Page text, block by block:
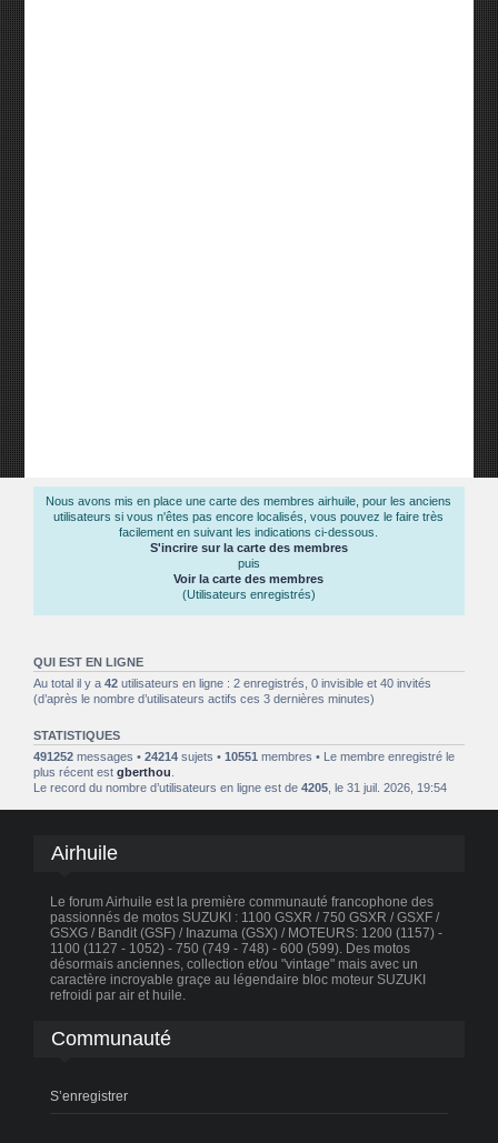
Nous avons mis en place une carte des membres airhuile, pour les anciens
utilisateurs si vous n'êtes pas encore localisés, vous pouvez le faire très
facilement en suivant les indications ci-dessous.
S'incrire sur la carte des membres
puis
Voir la carte des membres
(Utilisateurs enregistrés)
QUI EST EN LIGNE
Au total il y a42 utilisateurs en ligne : 2 enregistrés, 0 invisible et 40 invités
(d’après le nombre d’utilisateurs actifs ces 3 dernières minutes)
STATISTIQUES
491252 messages •24214 sujets •10551 membres • Le membre enregistré le
plus récent estgberthou
Le record du nombre d’utilisateurs en ligne est de4205 , le 31 juil. 2026, 19:54
Airhuile
Le forum Airhuile est la première communauté francophone des
passionnés de motos SUZUKI : 1100 GSXR / 750 GSXR / GSXF /
GSXG / Bandit (GSF) / Inazuma (GSX) / MOTEURS: 1200 (1157) -
1100 (1127 - 1052) - 750 (749 - 748) - 600 (599). Des motos
désormais anciennes, collection et/ou "vintage" mais avec un
caractère incroyable graçe au légendaire bloc moteur SUZUKI
refroidi par air et huile.
Communauté
S’enregistrer